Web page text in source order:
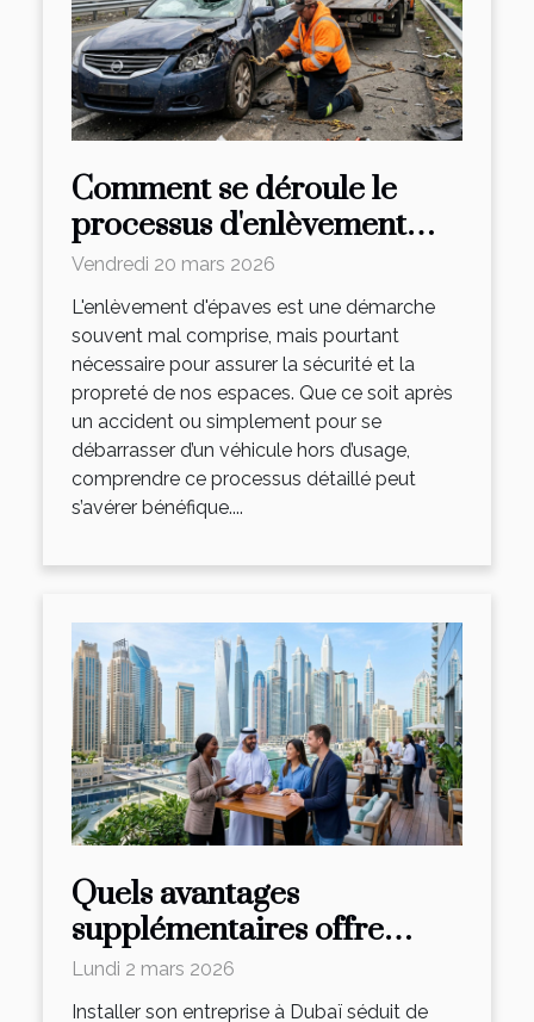
Comment se déroule le
processus d'enlèvement
d'épaves ?
Vendredi 20 mars 2026
L'enlèvement d'épaves est une démarche
souvent mal comprise, mais pourtant
nécessaire pour assurer la sécurité et la
propreté de nos espaces. Que ce soit après
un accident ou simplement pour se
débarrasser d’un véhicule hors d’usage,
comprendre ce processus détaillé peut
s’avérer bénéfique....
Quels avantages
supplémentaires offre
l'incorporation
d'entreprises à Dubaï?
Lundi 2 mars 2026
Installer son entreprise à Dubaï séduit de